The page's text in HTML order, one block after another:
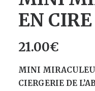
EN CIRE
21.00€
MINI
CIERGERIE DE